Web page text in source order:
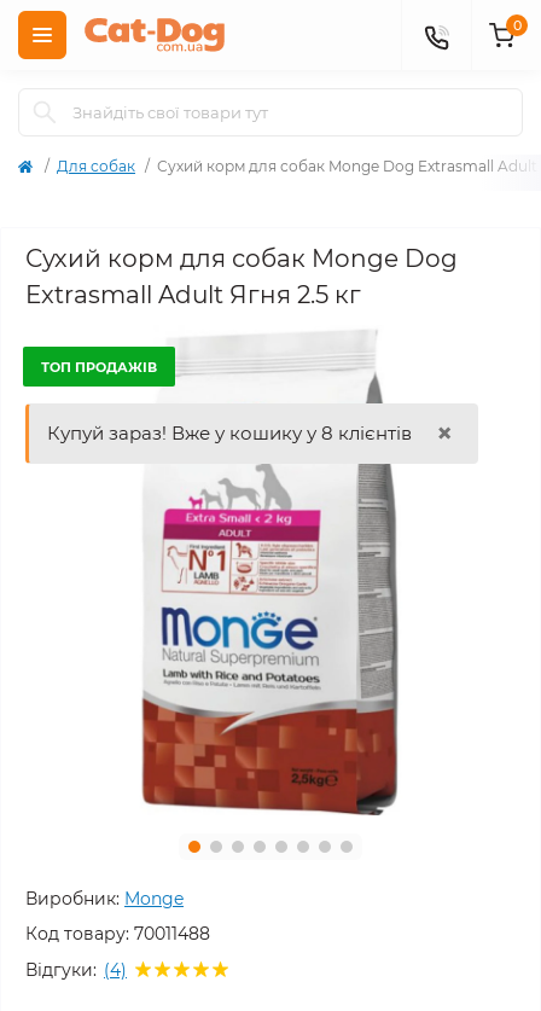
0
Для собак Сухий корм для собак Monge Dog Extrasmall Adult
Сухий корм для собак Monge Dog
Extrasmall Adult Ягня 2.5 кг
Купуй зараз! Вже у кошику у 8 клієнтів ×
ТОП ПРОДАЖІВ
Виробник: Monge
Код товару: 70011488
Відгуки: (4)